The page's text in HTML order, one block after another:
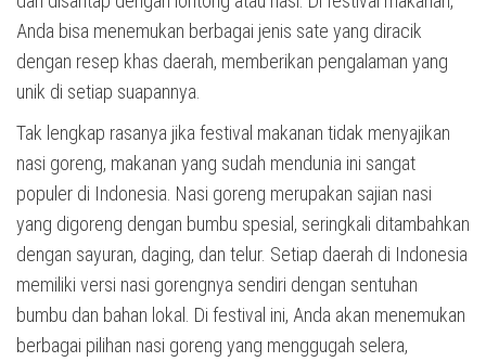
Anda bisa menemukan berbagai jenis sate yang diracik
dengan resep khas daerah, memberikan pengalaman yang
unik di setiap suapannya.
Tak lengkap rasanya jika festival makanan tidak menyajikan
nasi goreng, makanan yang sudah mendunia ini sangat
populer di Indonesia. Nasi goreng merupakan sajian nasi
yang digoreng dengan bumbu spesial, seringkali ditambahkan
dengan sayuran, daging, dan telur. Setiap daerah di Indonesia
memiliki versi nasi gorengnya sendiri dengan sentuhan
bumbu dan bahan lokal. Di festival ini, Anda akan menemukan
berbagai pilihan nasi goreng yang menggugah selera,